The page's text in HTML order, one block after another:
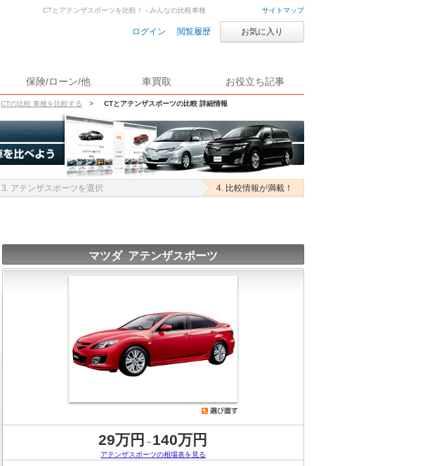
サイトマップ
ログイン 閲覧履歴 お気に入り
保険/ローン/他 車買取 お役立ち記事
CTの比較 車種を比較する > CTとアテンザスポーツの比較 詳細情報
CTとアテンザスポーツを比較！ - みんなの比較車種
3. アテンザスポーツを選択 4. 比較情報が満載！
マツダ アテンザスポーツ
29万円 ～ 140万円
アテンザスポーツの相場表を見る